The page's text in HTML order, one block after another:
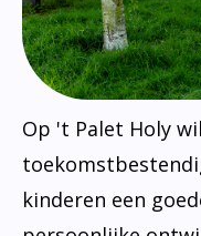
Op 't Palet Holy
kinderen een